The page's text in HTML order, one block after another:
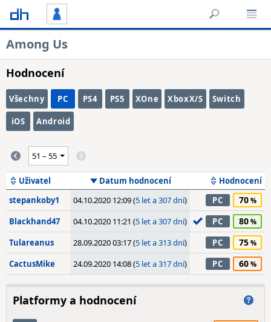
Among Us
Hodnocení
Všechny PC PS4 PS5 XOne XboxX/S Switch
iOS Android
Uživatel Datum hodnocení
Hodnocení
stepankoby1
04.10.2020 12:09 (5 let a 307 dní) PC 70
Blackhand47 04.10.2020 11:21 (5 let a 307 dní) PC 80
Tulareanus 28.09.2020 03:17 (5 let a 313 dní) PC 75
CactusMike 24.09.2020 14:08 (5 let a 317 dní) PC 60
Platformy a hodnocení